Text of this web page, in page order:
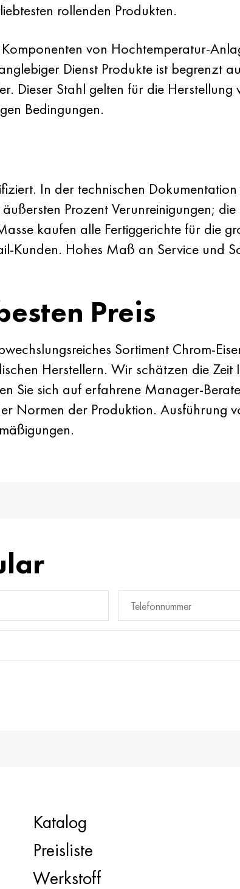
rollenden Produkten.
von Hochtemperatur-
Dienst Produkte ist begrenzt
Dieser Stahl gelten für die
Bedingungen.
In der technischen
Prozent Verunreinigungen;
kaufen alle Fertiggerichte für die
Kunden. Hohes Maß an Service und
Preis
Sortiment Chrom-
Herstellern. Wir schätzen die Zeit
Sie sich auf erfahrene Manager-
Normen der Produktion. Ausführung
Katalog
Preisliste
Werkstoff